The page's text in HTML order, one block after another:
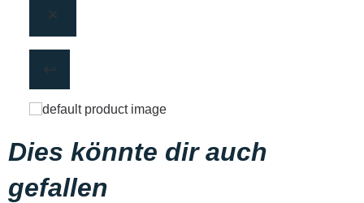
Dies könnte dir auch
gefallen